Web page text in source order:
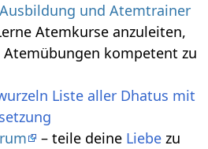
und Atemtrainer
Atemkurse anzuleiten,
Atemübungen kompetent zu
Liste aller Dhatus mit
– teile deine Liebezu